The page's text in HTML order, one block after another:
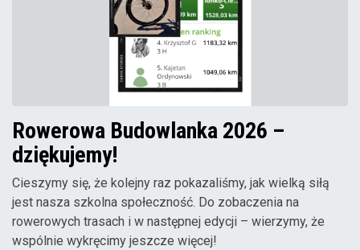
Rowerowa Budowlanka 2026 –
dziękujemy!
Cieszymy się, że kolejny raz pokazaliśmy, jak wielką siłą
jest nasza szkolna społeczność. Do zobaczenia na
rowerowych trasach i w następnej edycji – wierzymy, że
wspólnie wykręcimy jeszcze więcej!